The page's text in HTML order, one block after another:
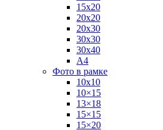
15х20
20х20
20х30
30х30
30х40
А4
Фото в рамке
10х10
10×15
13×18
15×15
15×20